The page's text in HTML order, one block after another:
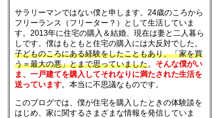
サラリーマンではない僕と申します。24歳のころから
フリーランス（フリーター？）として生活していま
す。2013年に住宅の購入＆結婚、現在は妻と二人暮ら
しです。僕はもともと住宅の購入には大反対でした。
子どものころにある経験をしたこともあり、「家を買
う＝最大の悪」とまで思っていました。 そんな僕がい
ま、一戸建てを購入してそれなりに満たされた生活を
送っています。本当に不思議なものです。
このブログでは、僕が住宅を購入したときの体験談を
はじめ、家に関するさまざまな情報を発信していま